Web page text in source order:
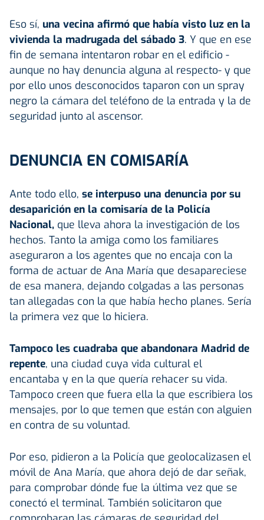
Eso sí, una vecina afirmó que había visto luz en la
vivienda la madrugada del sábado 3. Y que en ese
fin de semana intentaron robar en el edificio -
aunque no hay denuncia alguna al respecto- y que
por ello unos desconocidos taparon con un spray
negro la cámara del teléfono de la entrada y la de
seguridad junto al ascensor.
DENUNCIA EN COMISARÍA
Ante todo ello, se interpuso una denuncia por su
desaparición en la comisaría de la Policía
Nacional, que lleva ahora la investigación de los
hechos. Tanto la amiga como los familiares
aseguraron a los agentes que no encaja con la
forma de actuar de Ana María que desapareciese
de esa manera, dejando colgadas a las personas
tan allegadas con la que había hecho planes. Sería
la primera vez que lo hiciera.
Tampoco les cuadraba que abandonara Madrid de
repente, una ciudad cuya vida cultural el
encantaba y en la que quería rehacer su vida.
Tampoco creen que fuera ella la que escribiera los
mensajes, por lo que temen que están con alguien
en contra de su voluntad.
Por eso, pidieron a la Policía que geolocalizasen el
móvil de Ana María, que ahora dejó de dar señak,
para comprobar dónde fue la última vez que se
conectó el terminal. También solicitaron que